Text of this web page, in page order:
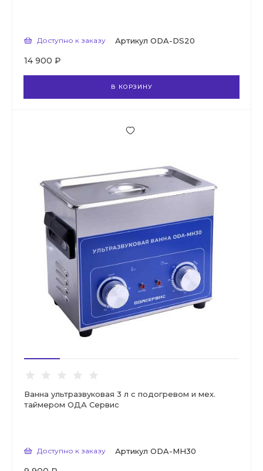
Доступно к заказу Артикул ODA-DS20
14 900 ₽
В КОРЗИНУ
Ванна ультразвуковая 3 л с подогревом и мех.
таймером ОДА Сервис
Доступно к заказу Артикул ODA-MH30